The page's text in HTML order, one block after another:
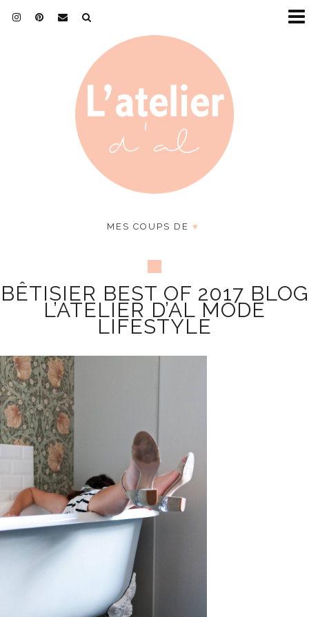
MES COUPS DE ♥
BÊTISIER BEST OF 2017 BLOG
L’ATELIER D’AL MODE
LIFESTYLE